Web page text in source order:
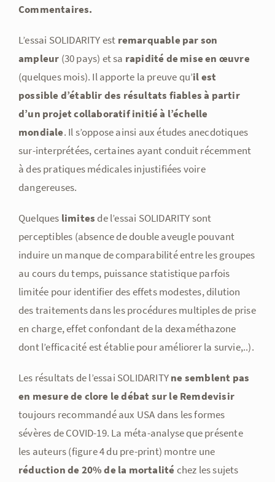
Commentaires.
L’essai SOLIDARITY est remarquable par son
ampleur (30 pays) et sa rapidité de mise en œuvre
(quelques mois). Il apporte la preuve qu’il est
possible d’établir des résultats fiables à partir
d’un projet collaboratif initié à l’échelle
mondiale. Il s’oppose ainsi aux études anecdotiques
sur-interprétées, certaines ayant conduit récemment
à des pratiques médicales injustifiées voire
dangereuses.
Quelques limitesde l’essai SOLIDARITY sont
perceptibles (absence de double aveugle pouvant
induire un manque de comparabilité entre les groupes
au cours du temps, puissance statistique parfois
limitée pour identifier des effets modestes, dilution
des traitements dans les procédures multiples de prise
en charge, effet confondant de la dexaméthazone
dont l’efficacité est établie pour améliorer la survie,..).
Les résultats de l’essai SOLIDARITYne semblent pas
en mesure de clore le débat sur le Remdevisir
toujours recommandé aux USA dans les formes
sévères de COVID-19. La méta-analyse que présente
les auteurs (figure 4 du pre-print) montre une
réduction de 20% de la mortalité chez les sujets